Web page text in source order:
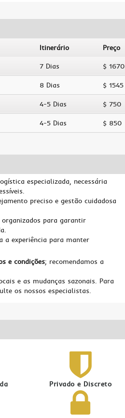
Itinerário Preço
7 Dias $ 1670
8 Dias $ 1545
4-5 Dias $ 750
4-5 Dias $ 850
especializada, necessária
preciso e gestão cuidadosa
para garantir
a experiência para manter
e condições; recomendamos a
e as mudanças sazonais. Para
os nossos especialistas.
Privado e Discreto